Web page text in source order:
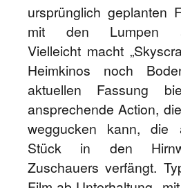
ursprünglich geplanten
mit den Lumpen
Vielleicht macht
Heimkinos noch
aktuellen Fassung
ansprechende Action,
weggucken kann, die
Stück in den
Zuschauers verfängt.